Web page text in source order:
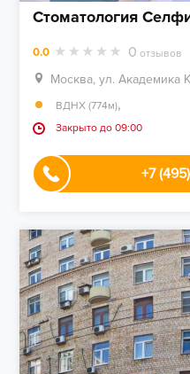
Стоматология
0.0 0 отзывов
Москва, ул. Академика
ВДНХ (774м),
Закрыто до 09:00
+7